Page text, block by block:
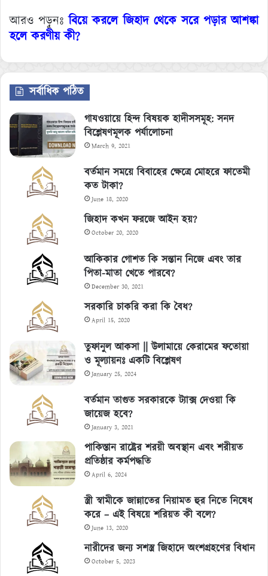
আরও পড়ুনঃবিয়ে করলে জিহাদ থেকে সরে পড়ার আশঙ্কা
হলে করণীয় কী?
সর্বাধিক পঠিত
গাযওয়ায়ে হিন্দ বিষয়ক হাদীসসমূহ: সনদ
বিশ্লেষণমূলক পর্যালোচনা
March 9, 2021
বর্তমান সময়ে বিবাহের ক্ষেত্রে মোহরে ফাতেমী
কত টাকা?
June 18, 2020
জিহাদ কখন ফরজে আইন হয়?
October 20, 2020
আকিকার গোশত কি সন্তান নিজে এবং তার
পিতা-মাতা খেতে পারবে?
December 30, 2021
সরকারি চাকরি করা কি বৈধ?
April 15, 2020
তুফানুল আকসা || উলামায়ে কেরামের ফতোয়া
ও মূল্যায়নঃ একটি বিশ্লেষণ
January 25, 2024
বর্তমান তাগুত সরকারকে ট্যাক্স দেওয়া কি
জায়েজ হবে?
January 3, 2021
পাকিস্তান রাষ্ট্রের শরয়ী অবস্থান এবং শরীয়ত
প্রতিষ্ঠার কর্মপদ্ধতি
April 6, 2024
স্ত্রী স্বামীকে জান্নাতের নিয়ামত হুর নিতে নিষেধ
করে – এই বিষয়ে শরিয়ত কী বলে?
June 13, 2020
নারীদের জন্য সশস্ত্র জিহাদে অংশগ্রহণের বিধান
October 5, 2023